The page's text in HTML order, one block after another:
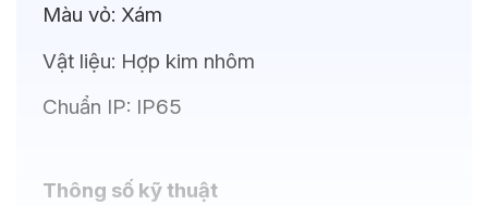
Màu vỏ: Xám
Vật liệu: Hợp kim nhôm
Chuẩn IP: IP65
Thông số kỹ thuật